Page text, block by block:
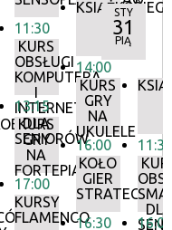
11:30
KURS
OBSŁUGI
KOMPUTERA
I
INTERNETU
DLA
SENIORÓW
13:15
KURS
GRY
NA
FORTEPIANIE
17:00
KURSY
FLAMENCO
KSIĄŻKOBIEG
14:00
KURS
GRY
NA
UKULELE
16:00
KOŁO
GIER
16:30
STY
31
PIĄ
11:30
DLA
16:00